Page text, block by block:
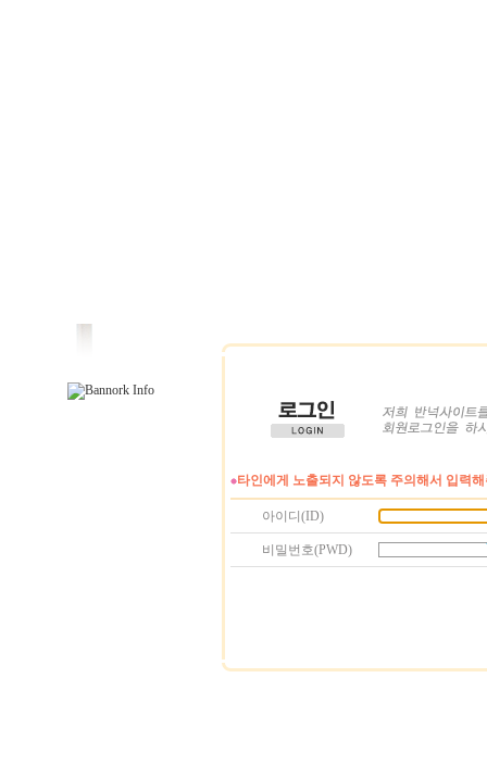
타인에게 노출되지 않도록 주의해서 입력
아이디(ID)
비밀번호(PWD)